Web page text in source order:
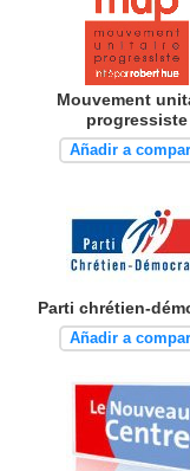
Mouvement
progressiste
Añadir a
Parti chrétien-
Añadir a